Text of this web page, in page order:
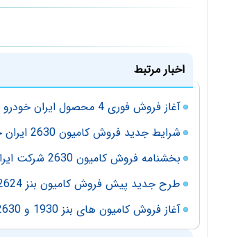
اخبار مرتبط
آغاز فروش فوری 4 محصول ایران خودرو در نمایندگی‌ها
شرایط جدید فروش کامیون 2630 ایران خودرو دیزل
بخشنامه فروش کامیون 2630 شرکت ایران خودرو دیزل
طرح جدید پیش فروش کامیون بنز 2624 کمپرسی (اسفند 1401)
آغاز فروش کامیون های بنز 1930 و 2630 ایران خودرو دیزل